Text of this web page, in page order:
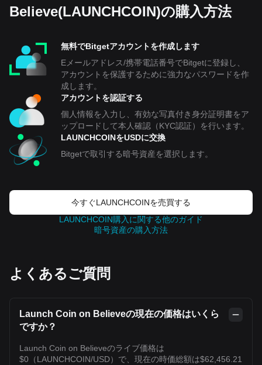
Believe(LAUNCHCOIN)の購入方法
無料でBitgetアカウントを作成します
Eメールアドレス/携帯電話番号でBitgetに登録し、
アカウントを保護するために強力なパスワードを作
成します。
アカウントを認証する
個人情報を入力し、有効な写真付き身分証明書をア
ップロードして本人確認（KYC認証）を行います。
LAUNCHCOINをUSDに交換
Bitgetで取引する暗号資産を選択します。
今すぐLAUNCHCOINを売買する
LAUNCHCOIN購入に関する他のガイド
暗号資産の購入方法
よくあるご質問
Launch Coin on Believeの現在の価格はいくら
ですか？
Launch Coin on Believeのライブ価格は
$0（LAUNCHCOIN/USD）で、現在の時価総額は$62,456.21